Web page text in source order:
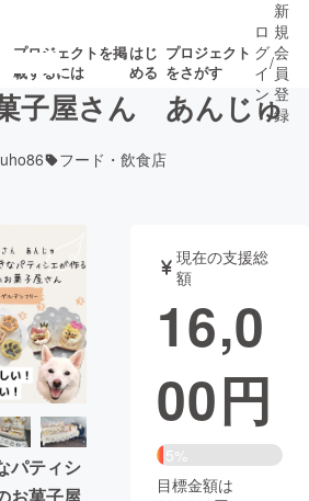
プロジェクトを掲
載するには
はじ
める
プロジェクト
をさがす
真
・ガジェット ゲーム・サ
起業 チャレンジ
ロ
グ
イ
ン
/
新
規
会
員
登
録
子屋さん あんじゅ
フード・飲食店
パティシ
現在の支援総
額
16,0
00円
5%
目標金額は